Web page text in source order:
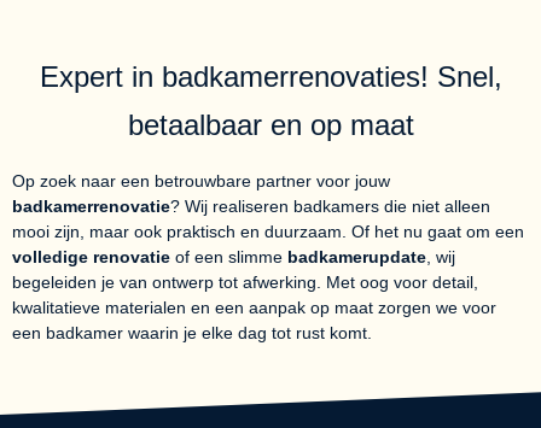
Expert in badkamerrenovaties! Snel,
betaalbaar en op maat
Op zoek naar een betrouwbare partner voor jouw
badkamerrenovatie? Wij realiseren badkamers die niet alleen
mooi zijn, maar ook praktisch en duurzaam. Of het nu gaat om een
volledige renovatie of een slimme badkamerupdate , wij
begeleiden je van ontwerp tot afwerking. Met oog voor detail,
kwalitatieve materialen en een aanpak op maat zorgen we voor
een badkamer waarin je elke dag tot rust komt.